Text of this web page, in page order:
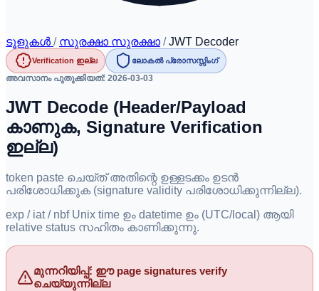
ടൂളുകൾ / സുരക്ഷാ സുരക്ഷാ / JWT Decoder
Verification ഇല്ല ലോകൽ പ്രോസസ്സിംഗ്
അവസാനം പുതുക്കിയത്: 2026-03-03
JWT Decode (Header/Payload
കാണുക, Signature Verification
ഇല്ല)
token paste ചെയ്ത് അതിന്റെ ഉള്ളടക്കം ഉടൻ
പരിശോധിക്കുക (signature validity പരിശോധിക്കുന്നില്ല).
exp / iat / nbf Unix time ഉം datetime ഉം (UTC/local) ആയി
relative status സഹിതം കാണിക്കുന്നു.
മുന്നറിയിപ്പ്: ഈ page signatures verify
ചെയ്യുന്നില്ല